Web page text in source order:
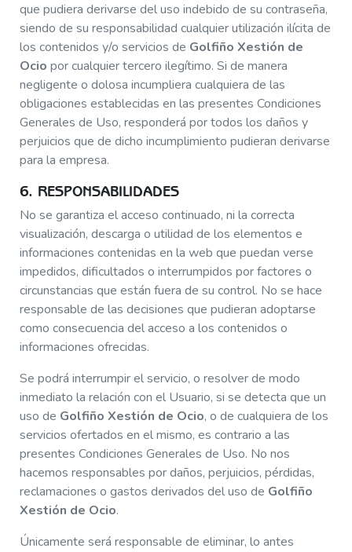
que pudiera derivarse del uso indebido de su contraseña,
siendo de su responsabilidad cualquier utilización ilícita de
los contenidos y/o servicios de Golfiño Xestión de
Ocio por cualquier tercero ilegítimo. Si de manera
negligente o dolosa incumpliera cualquiera de las
obligaciones establecidas en las presentes Condiciones
Generales de Uso, responderá por todos los daños y
perjuicios que de dicho incumplimiento pudieran derivarse
para la empresa.
6. RESPONSABILIDADES
No se garantiza el acceso continuado, ni la correcta
visualización, descarga o utilidad de los elementos e
informaciones contenidas en la web que puedan verse
impedidos, dificultados o interrumpidos por factores o
circunstancias que están fuera de su control. No se hace
responsable de las decisiones que pudieran adoptarse
como consecuencia del acceso a los contenidos o
informaciones ofrecidas.
Se podrá interrumpir el servicio, o resolver de modo
inmediato la relación con el Usuario, si se detecta que un
uso de Golfiño Xestión de Ocio, o de cualquiera de los
servicios ofertados en el mismo, es contrario a las
presentes Condiciones Generales de Uso. No nos
hacemos responsables por daños, perjuicios, pérdidas,
reclamaciones o gastos derivados del uso de Golfiño
Xestión de Ocio.
Únicamente será responsable de eliminar, lo antes